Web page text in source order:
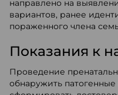
направлено на
вариантов, ранее
пораженного члена
Показания к
Проведение
обнаружить